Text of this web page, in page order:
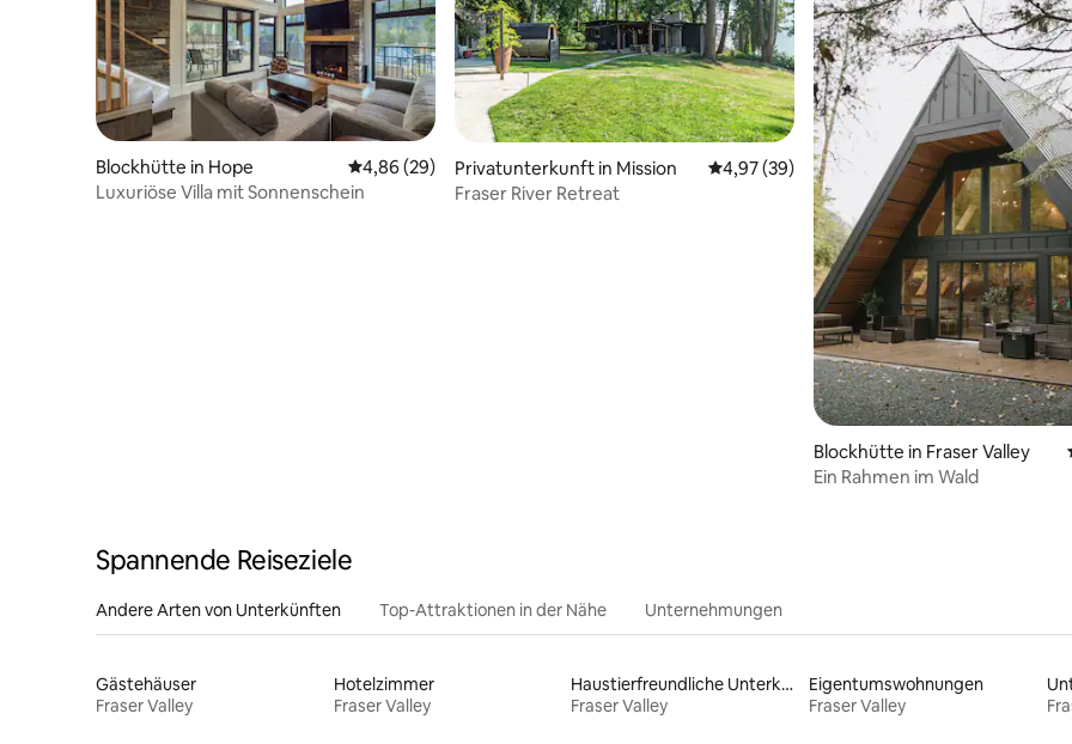
Blockhütte in Hope Durchschnittliche Bewertung: 4,86 von 5, 29 Bewertungen
4,86 (29)
Luxuriöse Villa mit Sonnenschein
Privatunterkunft in Mission Durchschnittliche Bewertung: 4,97 von 5,
4,97 (39)
Fraser River Retreat
Blockhütte in Fraser Valley
Ein Rahmen im Wald
Spannende Reiseziele
Andere Arten von Unterkünften Top-Attraktionen in der Nähe Unternehmungen
Gästehäuser
Fraser Valley
Hotelzimmer
Fraser Valley
Haustierfreundliche Unterkünfte
Fraser Valley
Eigentumswohnungen
Fraser Valley